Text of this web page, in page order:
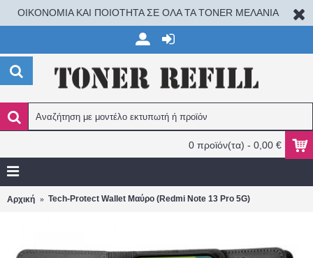
ΟΙΚΟΝΟΜΙΑ ΚΑΙ ΠΟΙΟΤΗΤΑ ΣΕ ΟΛΑ ΤΑ TONER ΜΕΛΑΝΙΑ
0 προϊόν(τα) - 0,00 €
Αρχική Tech-Protect Wallet Μαύρο (Redmi Note 13 Pro 5G)